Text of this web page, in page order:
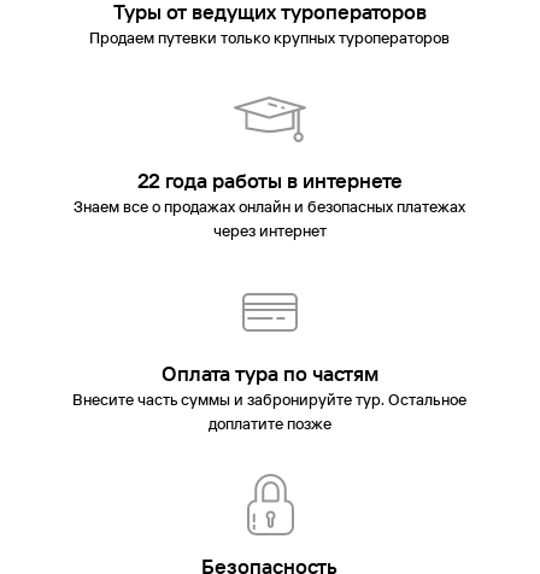
Туры от ведущих туроператоров
Продаем путевки только крупных туроператоров
22 года работы в интернете
Знаем все о продажах онлайн и безопасных платежах
через интернет
Оплата тура по частям
Внесите часть суммы и забронируйте тур. Остальное
доплатите позже
Безопасность